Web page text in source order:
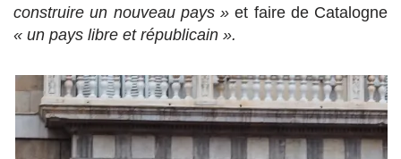
construire un nouveau pays » et faire de Catalogne
« un pays libre et républicain ».